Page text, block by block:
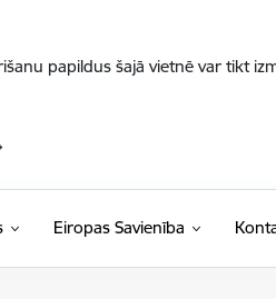
papildus šajā vietnē var tikt
Eiropas Savienība